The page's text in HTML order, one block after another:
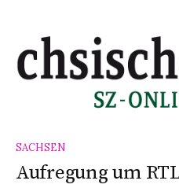
SACHSEN
Aufregung um